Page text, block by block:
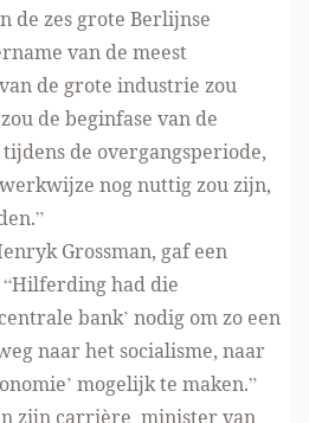
de zes grote Berlijnse
van de meest
de grote industrie zou
de beginfase van de
de overgangsperiode,
nog nuttig zou zijn,
Grossman, gaf een
had die
bank’ nodig om zo een
naar het socialisme, naar
mogelijk te maken.”
zijn carrière minister van